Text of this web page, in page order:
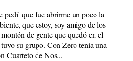
pedí, que fue abrirme un poco la
que estoy, soy amigo de los
de gente que quedó en el
su grupo. Con Zero tenía una
Cuarteto de Nos...